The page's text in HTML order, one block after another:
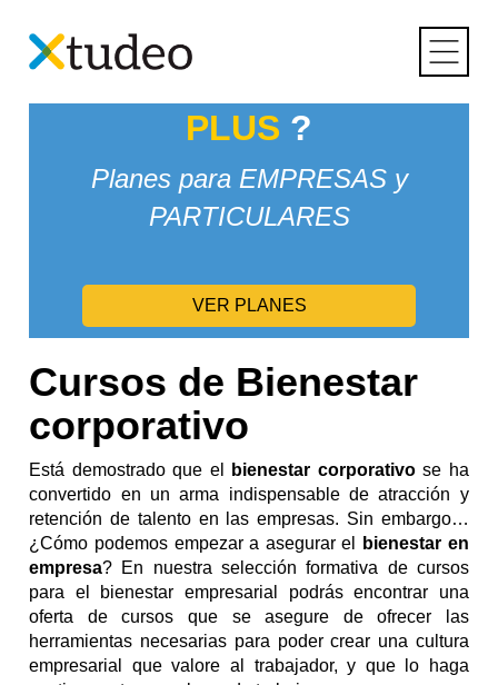
content
¿Conoces
PLUS ?
Planes para EMPRESAS y
PARTICULARES
VER PLANES
Cursos de Bienestar
corporativo
Está demostrado que el bienestar corporativose ha
convertido en un arma indispensable de atracción y
retención de talento en las empresas. Sin embargo…
¿Cómo podemos empezar a asegurar el
bienestar en
empresa? En nuestra selección formativa de cursos
para el bienestar empresarial podrás encontrar una
oferta de cursos que se asegure de ofrecer las
herramientas necesarias para poder crear una cultura
empresarial que valore al trabajador, y que lo haga